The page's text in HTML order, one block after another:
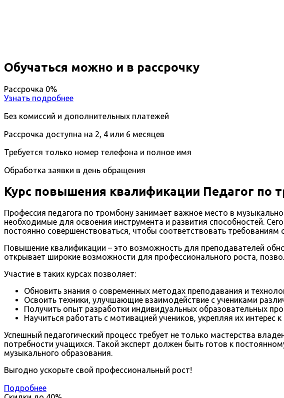
Обучаться можно и в рассрочку
Рассрочка 0%
Узнать подробнее
Без комиссий и дополнительных платежей
Рассрочка доступна на 2, 4 или 6 месяцев
Требуется только номер телефона и полное имя
Обработка заявки в день обращения
Курс повышения квалификации Педагог по
Профессия педагога по тромбону занимает важное место в
необходимые для освоения инструмента и развития способностей.
постоянно совершенствоваться, чтобы соответствовать требованиям
Повышение квалификации – это возможность для преподавателей
открывает широкие возможности для профессионального роста,
Участие в таких курсах позволяет:
Обновить знания о современных методах преподавания и
Освоить техники, улучшающие взаимодействие с учениками
Получить опыт разработки индивидуальных образовательных
Научиться работать с мотивацией учеников, укрепляя их интерес
Успешный педагогический процесс требует не только мастерства
потребности учащихся. Такой эксперт должен быть готов к
музыкального образования.
Выгодно ускорьте свой профессиональный рост!
Подробнее